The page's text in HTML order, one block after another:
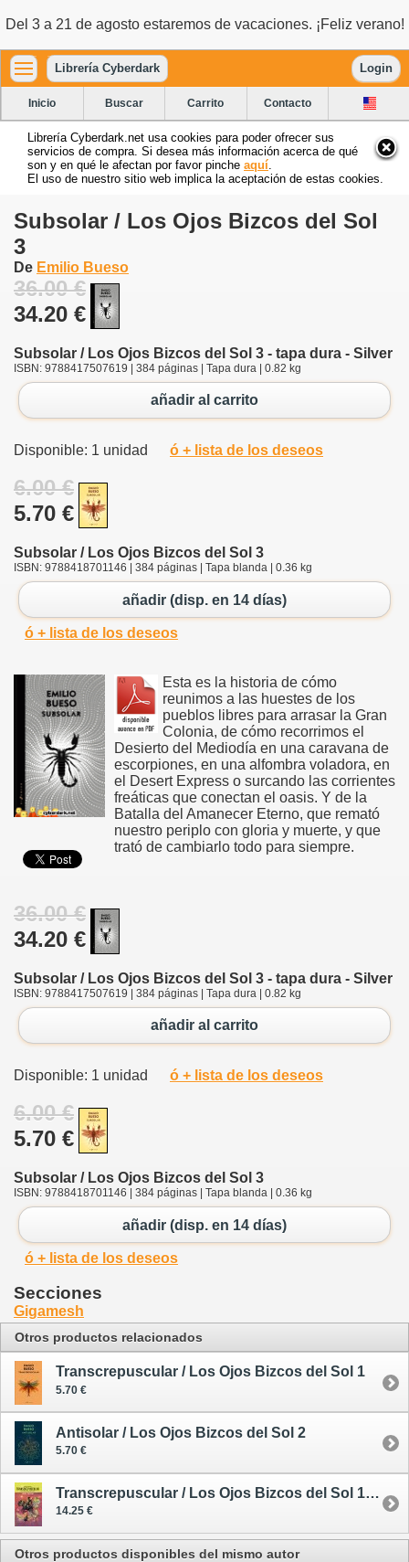
Del 3 a 21 de agosto estaremos de vacaciones. ¡Feliz verano!
Librería Cyberdark Login
Inicio Buscar Carrito Contacto
Librería Cyberdark.net usa cookies para poder ofrecer sus
servicios de compra. Si desea más información acerca de qué
son y en qué le afectan por favor pinche aquí
El uso de nuestro sitio web implica la aceptación de estas cookies.
Subsolar / Los Ojos Bizcos del Sol
3
De Emilio Bueso
36.00 €
34.20 €
Subsolar / Los Ojos Bizcos del Sol 3 - tapa dura - Silver
ISBN: 9788417507619 | 384 páginas | Tapa dura | 0.82 kg
añadir al carrito
Disponible: 1 unidad ó + lista de los deseos
6.00 €
5.70 €
Subsolar / Los Ojos Bizcos del Sol 3
ISBN: 9788418701146 | 384 páginas | Tapa blanda | 0.36 kg
añadir (disp. en 14 días)
ó + lista de los deseos
Esta es la historia de cómo
reunimos a las huestes de los
pueblos libres para arrasar la Gran
Colonia, de cómo recorrimos el
Desierto del Mediodía en una caravana de
escorpiones, en una alfombra voladora, en
el Desert Express o surcando las corrientes
freáticas que conectan el oasis. Y de la
Batalla del Amanecer Eterno, que remató
nuestro periplo con gloria y muerte, y que
trató de cambiarlo todo para siempre.
36.00 €
34.20 €
Subsolar / Los Ojos Bizcos del Sol 3 - tapa dura - Silver
ISBN: 9788417507619 | 384 páginas | Tapa dura | 0.82 kg
añadir al carrito
Disponible: 1 unidad ó + lista de los deseos
6.00 €
5.70 €
Subsolar / Los Ojos Bizcos del Sol 3
ISBN: 9788418701146 | 384 páginas | Tapa blanda | 0.36 kg
añadir (disp. en 14 días)
ó + lista de los deseos
Secciones
Gigamesh
Otros productos relacionados
Transcrepuscular / Los Ojos Bizcos del Sol 1
5.70 €
Antisolar / Los Ojos Bizcos del Sol 2
5.70 €
Transcrepuscular / Los Ojos Bizcos del Sol 1 - cómic
14.25 €
Otros productos disponibles del mismo autor